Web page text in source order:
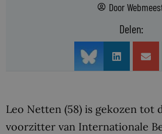
Door
Delen:
Leo Netten (58) is gekozen tot
voorzitter van Internationale